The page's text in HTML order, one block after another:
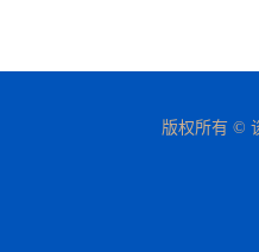
版权所有 ©